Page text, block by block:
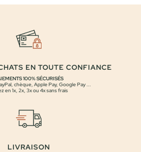
EN TOUTE CONFIANCE
100% SÉCURISÉS
chèque, Apple Pay, Google Pay ...
en 1x, 2x, 3x ou 4x sans frais
LIVRAISON